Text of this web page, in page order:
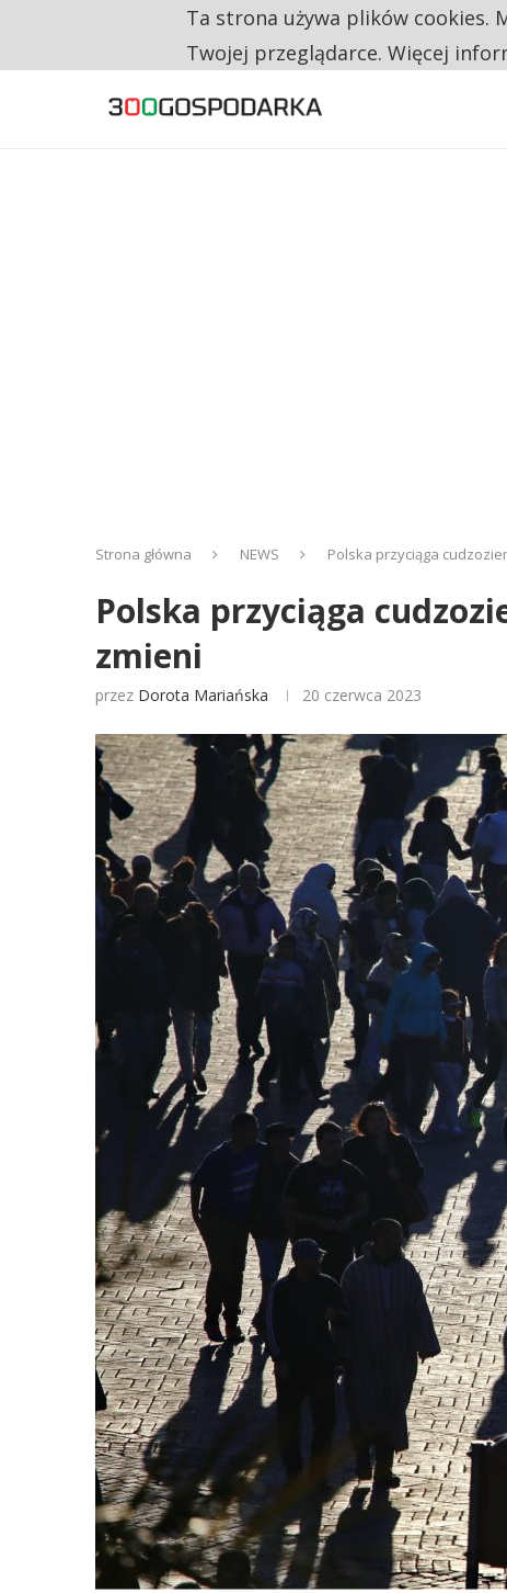
CO TRZECIĄ ZŁOTÓWKĘ Z EMERYTURY
Strona główna NEWS Polska przyciąga
Polska przyciąga
zmieni
przez Dorota Mariańska 20 czerwca 2023
Ta strona używa plików cookies.
Twojej przeglądarce. Więcej